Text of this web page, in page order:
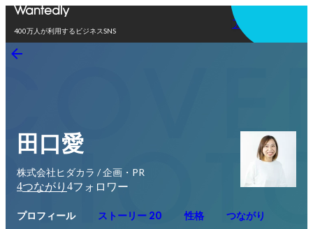
400万人が利用するビジネスSNS
アプリを使う
田口愛
株式会社ヒダカラ / 企画・PR
4つながり 4フォロワー
プロフィール ストーリー 20 性格 つながり